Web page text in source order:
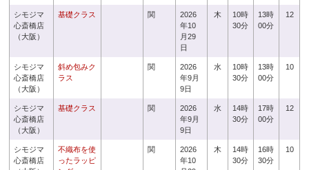
シモジマ
心斎橋店
（大阪）
基礎クラス 関
2026
年10
月29
日
木
10時
30分
13時
00分
12
シモジマ
心斎橋店
（大阪）
斜め包みク
ラス
関
2026
年9月
9日
水
10時
30分
13時
00分
10
シモジマ
心斎橋店
（大阪）
基礎クラス 関
2026
年9月
9日
水
14時
30分
17時
00分
12
シモジマ
心斎橋店
不織布を使
ったラッピ
関
2026
年10
木
14時
30分
16時
30分
10